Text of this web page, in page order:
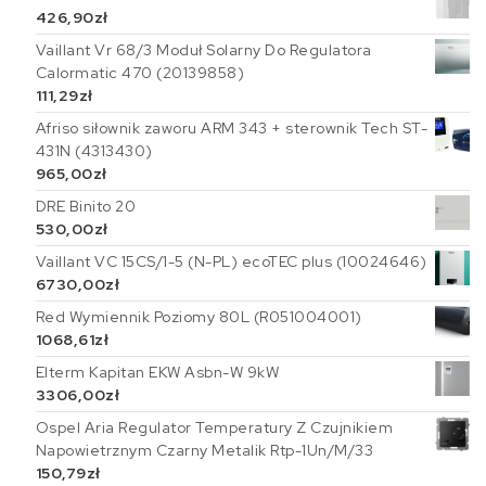
426,90zł
Vaillant Vr 68/3 Moduł Solarny Do Regulatora
Calormatic 470 (20139858)
111,29zł
Afriso siłownik zaworu ARM 343 + sterownik Tech ST-
431N (4313430)
965,00zł
DRE Binito 20
530,00zł
Vaillant VC 15CS/1-5 (N-PL) ecoTEC plus (10024646)
6730,00zł
Red Wymiennik Poziomy 80L (R051004001)
1068,61zł
Elterm Kapitan EKW Asbn-W 9kW
3306,00zł
Ospel Aria Regulator Temperatury Z Czujnikiem
Napowietrznym Czarny Metalik Rtp-1Un/M/33
150,79zł